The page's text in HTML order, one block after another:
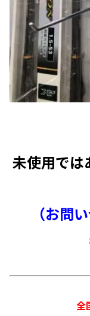
未使用では
（お問
全